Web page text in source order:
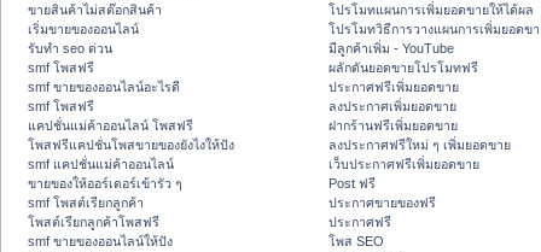
ขายสินค้าไม่สต๊อกสินค้า
เริ่มขายของออนไลน์
รับทำ seo ด่วน
smf โพสฟรี
smf ขายของออนไลน์อะไรดี
smf โพสฟรี
แคปชั่นแม่ค้าออนไลน์ โพสฟรี
โพสฟรีแคปชั่นโพสขายของยังไงให้ปัง
smf แคปชั่นแม่ค้าออนไลน์
ขายของให้ออร์เดอร์เข้ารัว ๆ
smf โพสต์เรียกลูกค้า
โพสต์เรียกลูกค้าโพสฟรี
smf ขายของออนไลน์ให้ปัง
โปรโมทแผนการเพิ่มยอดขายให้ได้ผล
โปรโมทวิธีการวางแผนการเพิ่มยอดข
มีลูกค้าเพิ่ม - YouTube
ผลักดันยอดขายโปรโมทฟรี
ประกาศฟรีเพิ่มยอดขาย
ลงประกาศเพิ่มยอดขาย
ฝากร้านฟรีเพิ่มยอดขาย
ลงประกาศฟรีใหม่ ๆ เพิ่มยอดขาย
เว็บประกาศฟรีเพิ่มยอดขาย
Post ฟรี
ประกาศขายของฟรี
ประกาศฟรี
โพส SEO